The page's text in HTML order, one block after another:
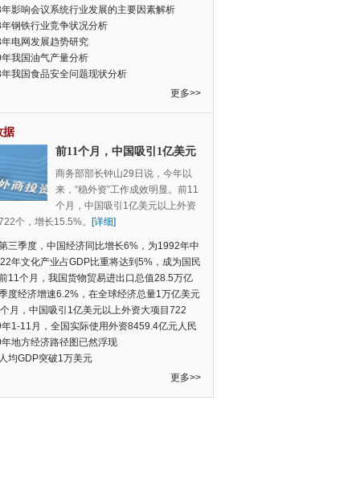
影响会议系统行业发展的主要因素解析
钢铁行业竞争状况分析
电网发展趋势研究
我国油气产量分析
我国食品安全问题现状分析
更多>>
据
前11个月，中国吸引1亿美元
以上外资大项目722个，增长
15.5%
商务部部长钟山29日说，今年以
来，“稳外资”工作成效明显。前11
个月，中国吸引1亿美元以上外资
个，增长15.5%。 [详细]
三季度，中国经济同比增长6%，为1992年中
度数据以来的新低
年文化产业占GDP比重将达到5%，成为国民
柱产业
11个月，我国货物贸易进出口总值28.5万亿
币，比去年同期增长2.4%
度经济增速6.2%，在全球经济总量1万亿美元
经济体中增速最快
月，中国吸引1亿美元以上外资大项目722
长15.5%
1-11月，全国实际使用外资8459.4亿元人民
比增长6.0%
地方经济路径图已然浮现
均GDP突破1万美元
更多>>